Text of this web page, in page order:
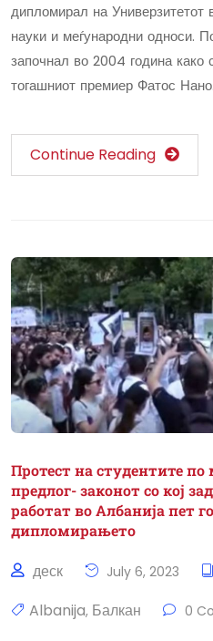
дипломирал на Универзитетот
науки и меѓународни односи.
започнал во 2004 година како
тогашниот премиер Фатос
Continue Reading
Протест на студентите
предлог- законот со кој
работат во Албанија пет
дипломирањето
деск July 6, 2023
Albanija, Балкан 0